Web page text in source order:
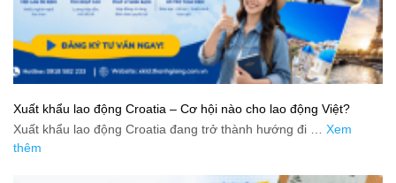
Xuất khẩu lao động Croatia – Cơ hội nào cho lao động Việt?
Xuất khẩu lao động Croatia đang trở thành hướng đi … Xem
thêm